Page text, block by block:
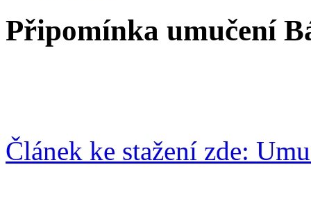
Připomínka umučení
Článek ke stažení zde: